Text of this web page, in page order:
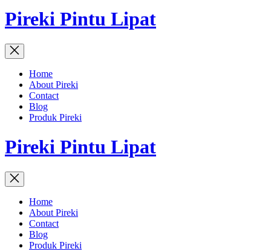
Pireki Pintu Lipat
Home
About Pireki
Contact
Blog
Produk Pireki
Pireki Pintu Lipat
Home
About Pireki
Contact
Blog
Produk Pireki